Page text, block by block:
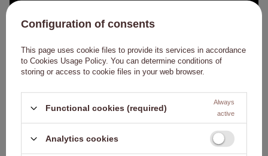
Configuration of consents
This page uses cookie files to provide its services in accordance
to Cookies Usage Policy. You can determine conditions of
storing or access to cookie files in your web browser.
Functional cookies (required)
Always
active
Analytics cookies